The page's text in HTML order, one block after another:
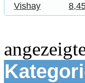
Vishay